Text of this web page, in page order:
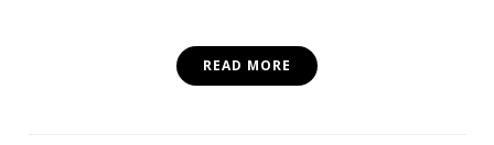
READ MORE